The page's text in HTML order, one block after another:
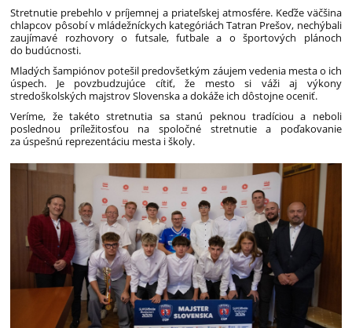
Stretnutie prebehlo v príjemnej a priateľskej atmosfére. Keďže väčšina
chlapcov pôsobí v mládežníckych kategóriách Tatran Prešov, nechýbali
zaujímavé rozhovory o futsale, futbale a o športových plánoch
do budúcnosti.
Mladých šampiónov potešil predovšetkým záujem vedenia mesta o ich
úspech. Je povzbudzujúce cítiť, že mesto si váži aj výkony
stredoškolských majstrov Slovenska a dokáže ich dôstojne oceniť.
Veríme, že takéto stretnutia sa stanú peknou tradíciou a neboli
poslednou príležitosťou na spoločné stretnutie a poďakovanie
za úspešnú reprezentáciu mesta i školy.